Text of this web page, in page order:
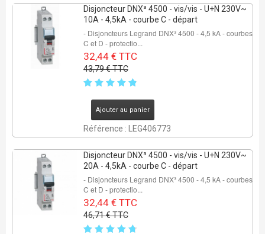
Disjoncteur DNX³ 4500 - vis/vis - U+N 230V~
10A - 4,5kA - courbe C - départ
- Disjoncteurs Legrand DNX³ 4500 - 4,5 kA - courbes
C et D - protectio...
32,44 € TTC
43,79 € TTC
Ajouter au panier
Référence : LEG406773
Disjoncteur DNX³ 4500 - vis/vis - U+N 230V~
20A - 4,5kA - courbe C - départ
- Disjoncteurs Legrand DNX³ 4500 - 4,5 kA - courbes
C et D - protectio...
32,44 € TTC
46,71 € TTC